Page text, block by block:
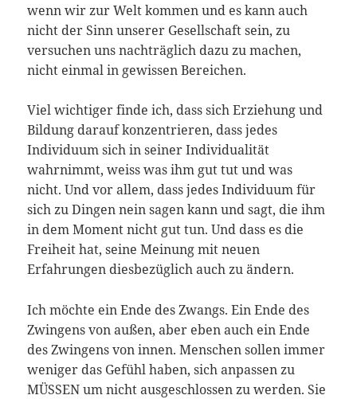
wenn wir zur Welt kommen und es kann auch
nicht der Sinn unserer Gesellschaft sein, zu
versuchen uns nachträglich dazu zu machen,
nicht einmal in gewissen Bereichen.
Viel wichtiger finde ich, dass sich Erziehung und
Bildung darauf konzentrieren, dass jedes
Individuum sich in seiner Individualität
wahrnimmt, weiss was ihm gut tut und was
nicht. Und vor allem, dass jedes Individuum für
sich zu Dingen nein sagen kann und sagt, die ihm
in dem Moment nicht gut tun. Und dass es die
Freiheit hat, seine Meinung mit neuen
Erfahrungen diesbezüglich auch zu ändern.
Ich möchte ein Ende des Zwangs. Ein Ende des
Zwingens von außen, aber eben auch ein Ende
des Zwingens von innen. Menschen sollen immer
weniger das Gefühl haben, sich anpassen zu
MÜSSEN um nicht ausgeschlossen zu werden. Sie